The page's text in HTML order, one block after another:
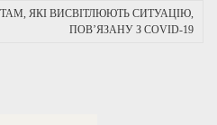
ЯКІ ВИСВІТЛЮЮТЬ СИТУАЦІЮ,
ПОВ’ЯЗАНУ З COVID-19